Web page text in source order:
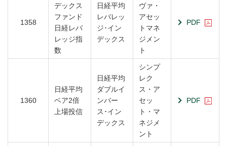
1358
デックス
ファンド
日経レバ
レッジ指
数
日経平均
レバレッ
ジ･イン
デックス
ヴァ・
アセッ
トマネ
ジメン
ト
PDF
1360
日経平均
ベア2倍
上場投信
日経平均
ダブルイ
ンバー
ス･イン
デックス
シンプ
レク
ス・ア
セッ
ト・マ
ネジメ
ント
PDF